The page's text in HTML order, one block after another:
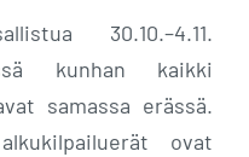
30.10.–4.11.
kunhan kaikki
samassa erässä.
ovat